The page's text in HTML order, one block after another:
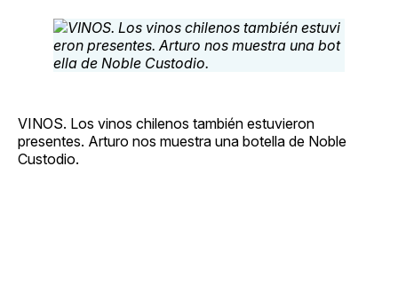
VINOS. Los vinos chilenos también estuvieron
presentes. Arturo nos muestra una botella de Noble
Custodio.